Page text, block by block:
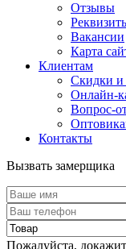
Отзывы
Вакансии
Карта
Клиентам
Скидки и
Онлайн-
Вопрос-
Контакты
Вызвать замерщика
Пожалуйста,